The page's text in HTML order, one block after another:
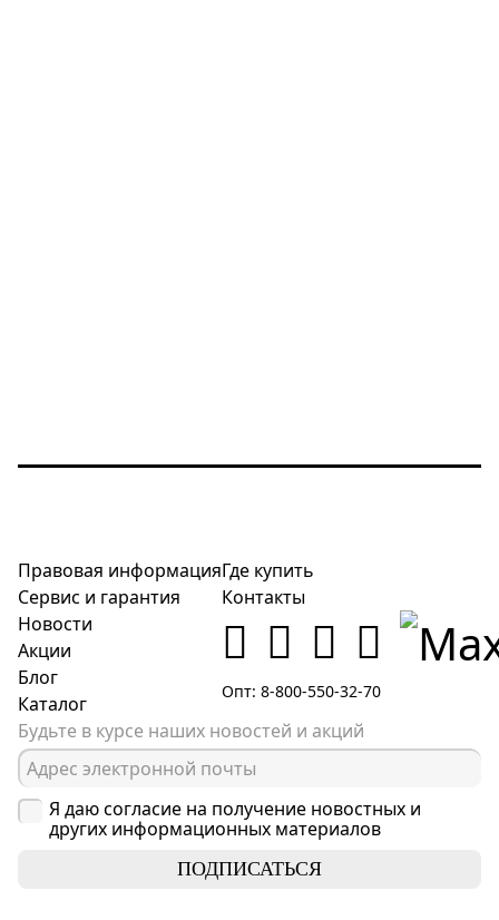
Правовая информация
Сервис и гарантия
Новости
Акции
Блог
Каталог
Где купить
Контакты
Опт: 8-800-550-32-70
Будьте в курсе наших новостей и акций
Я даю согласие на получение новостных и
других информационных материалов
ПОДПИСАТЬСЯ